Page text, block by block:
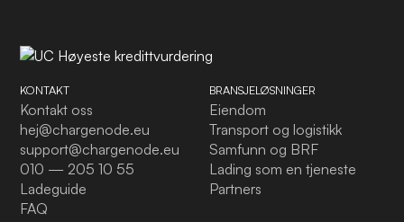
KONTAKT
Kontakt oss
hej@chargenode.eu
support@chargenode.eu
010 — 205 10 55
Ladeguide
FAQ
BRANSJELØSNINGER
Eiendom
Transport og logistikk
Samfunn og BRF
Lading som en tjeneste
Partners